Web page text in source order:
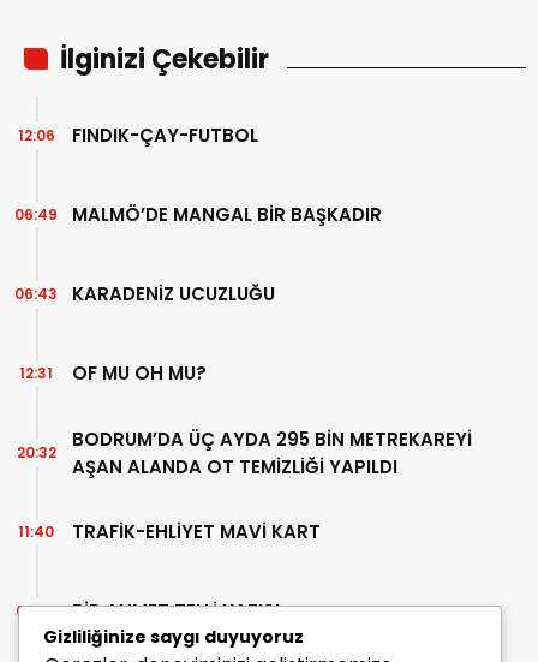
İlginizi Çekebilir
FINDIK-ÇAY-FUTBOL
12:06
MALMÖ’DE MANGAL BİR BAŞKADIR
06:49
KARADENİZ UCUZLUĞU
06:43
OF MU OH MU?
12:31
BODRUM’DA ÜÇ AYDA 295 BİN METREKAREYİ
AŞAN ALANDA OT TEMİZLİĞİ YAPILDI
20:32
TRAFİK-EHLİYET MAVİ KART
11:40
BİR AHMET TELLİ YAZISI
07:30
Gizliliğinize saygı duyuyoruz